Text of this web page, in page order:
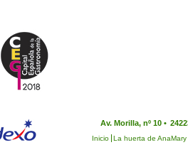
Av. Morilla, nº 10 •
Inicio La huerta de AnaMary